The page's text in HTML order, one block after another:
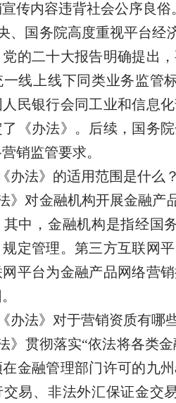
传内容违背社会公序良俗
、国务院高度重视平台经
的二十大报告明确提出
一线上线下同类业务监管
民银行会同工业和信息
《办法》。后续，国务
销监管要求。
办法》的适用范围是什么
法》对金融机构开展金融
其中，金融机构是指经国
规定管理。第三方互联网
平台为金融产品网络营
办法》对于营销资质有哪
法》贯彻落实“依法将各类
金融管理部门许可的九
交易、非法外汇保证金交